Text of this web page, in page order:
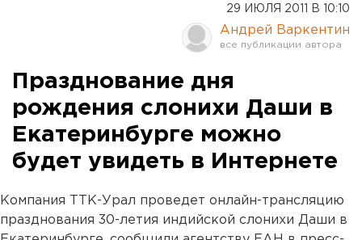
Оренбург
29 ИЮЛЯ 2011 В 10:10
Андрей Варкентин
Празднование дня
рождения слонихи Даши в
Екатеринбурге можно
будет увидеть в Интернете
Компания ТТК-Урал проведет онлайн-трансляцию
празднования 30-летия индийской слонихи Даши в